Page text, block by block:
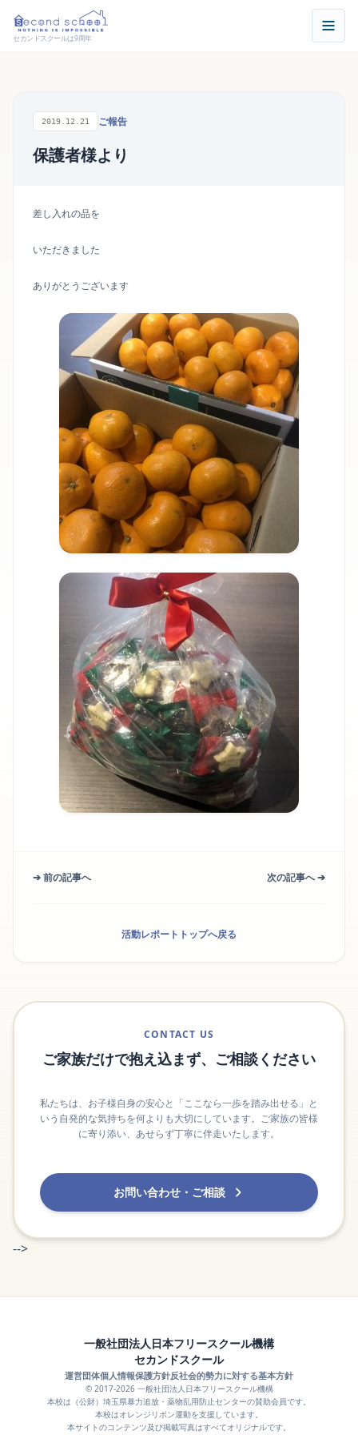
セカンドスクールは9周年
2019.12.21 ご報告
保護者様より
差し入れの品を
いただきました
ありがとうございます
➔ 前の記事へ 次の記事へ ➔
活動レポートトップへ戻る
CONTACT US
ご家族だけで抱え込まず、ご相談ください
私たちは、お子様自身の安心と「ここなら一歩を踏み出せる」と
いう自発的な気持ちを何よりも大切にしています。ご家族の皆様
に寄り添い、あせらず丁寧に伴走いたします。
お問い合わせ・ご相談
-->
一般社団法人日本フリースクール機構
セカンドスクール
運営団体個人情報保護方針反社会的勢力に対する基本方針
© 2017-2026 一般社団法人日本フリースクール機構
本校は（公財）埼玉県暴力追放・薬物乱用防止センターの賛助会員です。
本校はオレンジリボン運動を支援しています。
本サイトのコンテンツ及び掲載写真はすべてオリジナルです。